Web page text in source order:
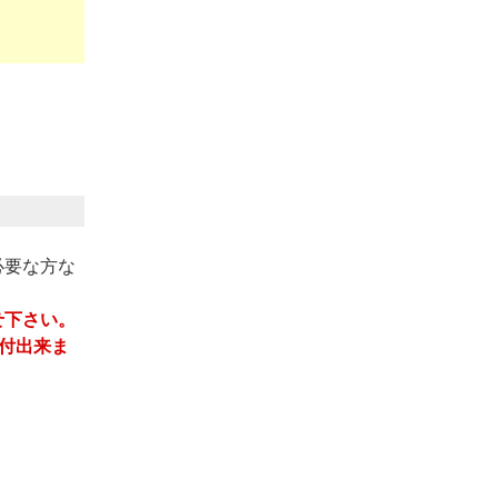
な方な
さい。
出来ま